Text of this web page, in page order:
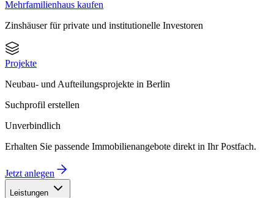
Mehrfamilienhaus kaufen
Zinshäuser für private und institutionelle Investoren
Projekte
Neubau- und Aufteilungsprojekte in Berlin
Suchprofil erstellen
Unverbindlich
Erhalten Sie passende Immobilienangebote direkt in Ihr Postfach.
Jetzt anlegen
Leistungen